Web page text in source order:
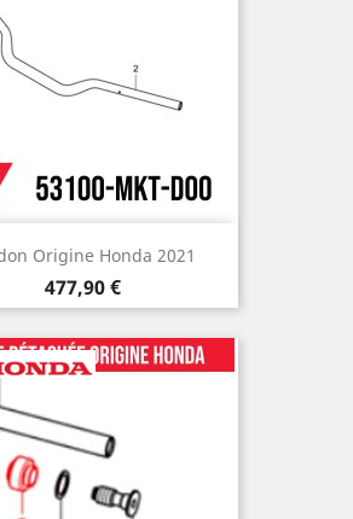
Origine Honda 2021
Prix
477,90 €